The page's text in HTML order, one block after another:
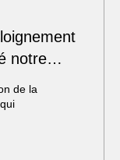
notre
de la